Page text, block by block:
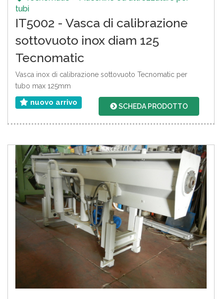
tubi
IT5002 - Vasca di calibrazione
sottovuoto inox diam 125
Tecnomatic
Vasca inox di calibrazione sottovuoto Tecnomatic per
tubo max 125mm
nuovo arrivo SCHEDA PRODOTTO